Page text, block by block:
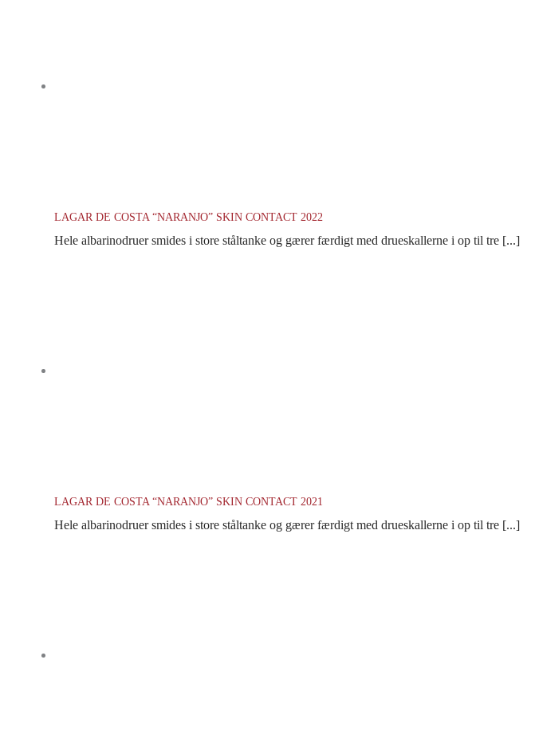
LAGAR DE COSTA “NARANJO” SKIN CONTACT 2022
Hele albarinodruer smides i store ståltanke og gærer færdigt med drueskallerne i op til tre [...]
LAGAR DE COSTA “NARANJO” SKIN CONTACT 2021
Hele albarinodruer smides i store ståltanke og gærer færdigt med drueskallerne i op til tre [...]